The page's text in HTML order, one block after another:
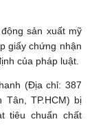
sản xuất mỹ
giấy chứng nhận
của pháp luật.
(Địa chỉ: 387
Tân, TP.HCM) bị
tiêu chuẩn chất